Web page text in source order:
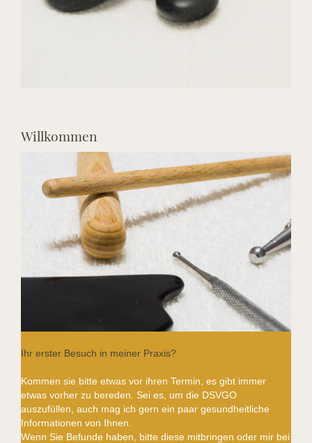
Willkommen
Ihr erster Besuch in meiner Praxis?
Kommen sie bitte etwas vor ihren Termin, es gibt immer
etwas vorher zu bereden. Sei es, um die DSVGO
auszufüllen, auch mag ich gern ein paar gesundheitliche
Informationen von Ihnen.
Wenn Sie Befunde haben, bitte diese mitbringen oder mir bei